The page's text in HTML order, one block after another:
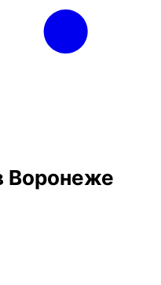
Воронеже